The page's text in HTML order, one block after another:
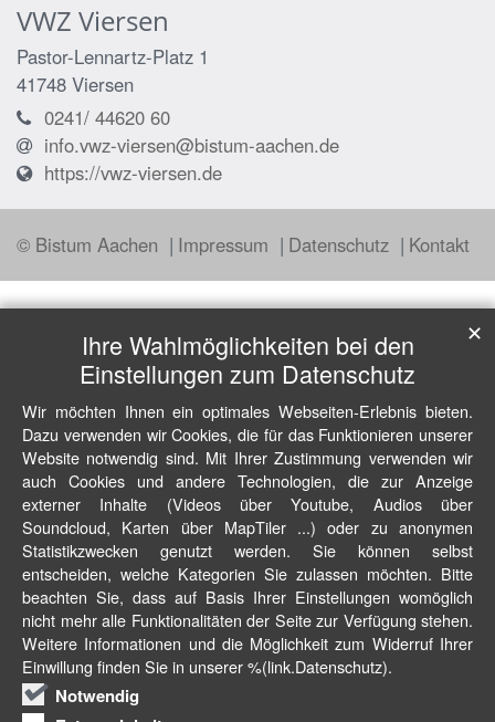
VWZ Viersen
Pastor-Lennartz-Platz 1
41748 Viersen
0241/ 44620 60
info.vwz-viersen@bistum-aachen.de
https://vwz-viersen.de
© Bistum Aachen Impressum Datenschutz Kontakt
Ihre Wahlmöglichkeiten bei den
Einstellungen zum Datenschutz
Wir möchten Ihnen ein optimales Webseiten-Erlebnis bieten.
Dazu verwenden wir Cookies, die für das Funktionieren unserer
Website notwendig sind. Mit Ihrer Zustimmung verwenden wir
auch Cookies und andere Technologien, die zur Anzeige
externer Inhalte (Videos über Youtube, Audios über
Soundcloud, Karten über MapTiler ...) oder zu anonymen
Statistikzwecken genutzt werden. Sie können selbst
entscheiden, welche Kategorien Sie zulassen möchten. Bitte
beachten Sie, dass auf Basis Ihrer Einstellungen womöglich
nicht mehr alle Funktionalitäten der Seite zur Verfügung stehen.
Weitere Informationen und die Möglichkeit zum Widerruf Ihrer
Einwillung finden Sie in unserer %(link.Datenschutz).
Notwendig
✕